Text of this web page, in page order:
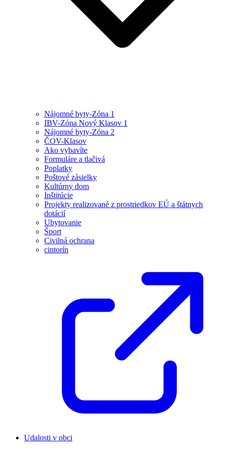
Nájomné byty-Zóna 1
IBV-Zóna Nový Klasov 1
Nájomné byty-Zóna 2
ČOV-Klasov
Ako vybavíte
Formuláre a tlačivá
Poplatky
Poštové zásielky
Kultúrny dom
Inštitúcie
Projekty realizované z prostriedkov EÚ a štátnych
dotácií
Ubytovanie
Šport
Civilná ochrana
cintorín
Udalosti v obci